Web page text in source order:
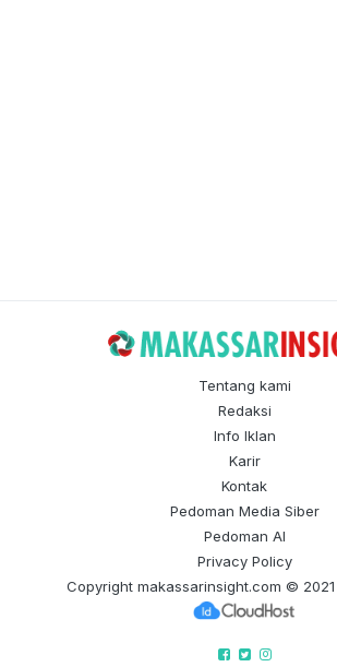
Tentang kami
Redaksi
Info Iklan
Karir
Kontak
Pedoman Media Siber
Pedoman AI
Privacy Policy
Copyright makassarinsight.com © 2021